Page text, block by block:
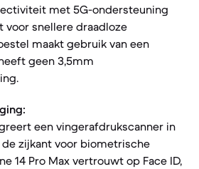
met 5G-ondersteuning
voor snellere draadloze
maakt gebruik van een
geen 3,5mm
een vingerafdrukscanner in
zijkant voor biometrische
14 Pro Max vertrouwt op Face ID,